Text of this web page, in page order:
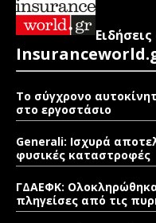
Το σύγχρονο
στο εργοστάσιο
Generali: Ισχυρά
φυσικές καταστροφές
ΓΔΑΕΦΚ:
πληγείσες από τις